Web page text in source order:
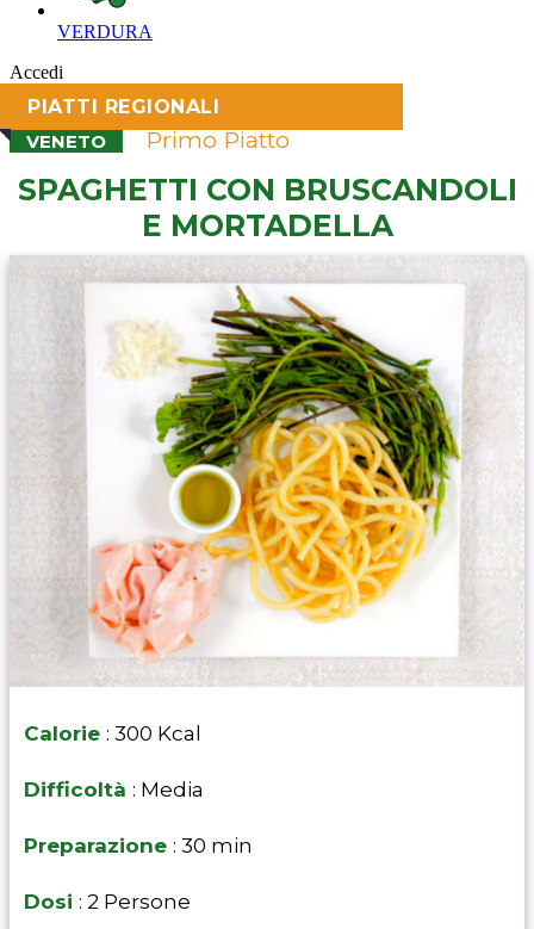
VERDURA‎
Accedi
PIATTI REGIONALI
VENETO
Primo Piatto
SPAGHETTI CON BRUSCANDOLI
E MORTADELLA
Calorie : 300 Kcal
Difficoltà : Media
Preparazione : 30 min
Dosi : 2 Persone